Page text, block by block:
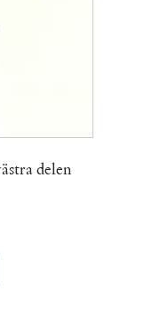
delen